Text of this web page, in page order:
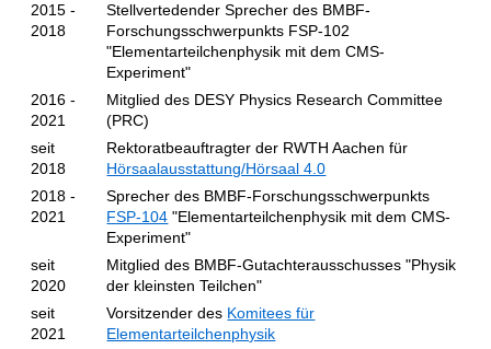
2015 -
2018
Stellvertedender Sprecher des BMBF-
Forschungsschwerpunkts FSP-102
"Elementarteilchenphysik mit dem CMS-
Experiment"
2016 -
2021
Mitglied des DESY Physics Research Committee
(PRC)
seit
2018
Rektoratbeauftragter der RWTH Aachen für
Hörsaalausstattung/Hörsaal 4.0
2018 -
2021
Sprecher des BMBF-Forschungsschwerpunkts
FSP-104 "Elementarteilchenphysik mit dem CMS-
Experiment"
seit
2020
Mitglied des BMBF-Gutachterausschusses "Physik
der kleinsten Teilchen"
seit
2021
Vorsitzender des Komitees für
Elementarteilchenphysik